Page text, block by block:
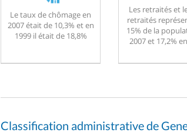
Le taux de chômage en
2007 était de 10,3% et en
1999 il était de 18,8%
Les retraités et
retraités
15% de la
2007 et 17,2%
Classification administrative de